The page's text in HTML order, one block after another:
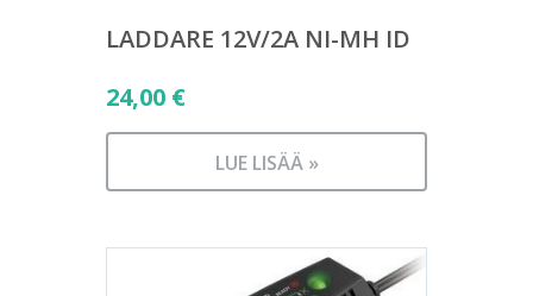
LADDARE 12V/2A NI-MH ID
24,00 €
LUE LISÄÄ »